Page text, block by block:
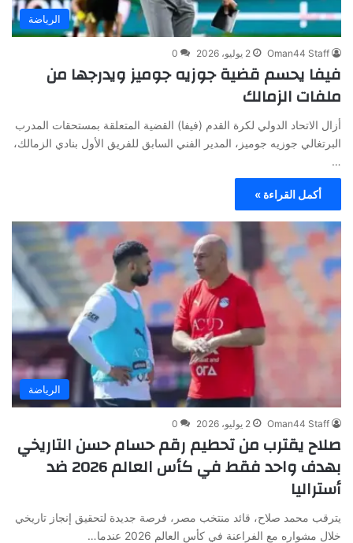
الرياضة
Oman44 Staff 2 يوليو، 2026 0
فيفا يحسم قضية جوزيه جوميز ويدرجها من
ملفات الزمالك
أزال الاتحاد الدولي لكرة القدم (فيفا) القضية المتعلقة بمستحقات المدرب
البرتغالي جوزيه جوميز، المدير الفني السابق للفريق الأول بنادي الزمالك،
…
أكمل القراءة »
الرياضة
Oman44 Staff 2 يوليو، 2026 0
صلاح يقترب من تحطيم رقم حسام حسن التاريخي
بهدف واحد فقط في كأس العالم 2026 ضد
أستراليا
يترقب محمد صلاح، قائد منتخب مصر، فرصة جديدة لتحقيق إنجاز تاريخي
خلال مشواره مع الفراعنة في كأس العالم 2026 عندما…